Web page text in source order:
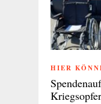
HIER
Kriegsopfer